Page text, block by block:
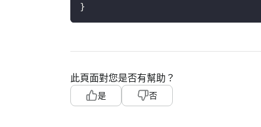
}
此頁面對您是否有幫助？
是 否